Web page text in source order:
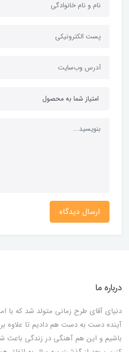
ارسال دیدگاه
درباره ما
دنیای آقای طرح زمانی متولد شد که با
آینده دست به دست هم دادیم تا علاوه
باشیم و این هم آهنگی در زندگی باعث